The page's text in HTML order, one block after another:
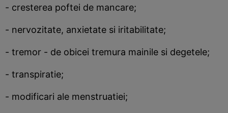
- cresterea poftei de mancare;
- nervozitate, anxietate si iritabilitate;
- tremor - de obicei tremura mainile si degetele;
- transpiratie;
- modificari ale menstruatiei;